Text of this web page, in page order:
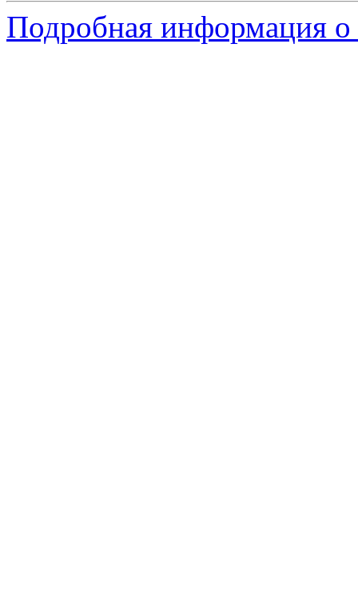
Подробная информация о